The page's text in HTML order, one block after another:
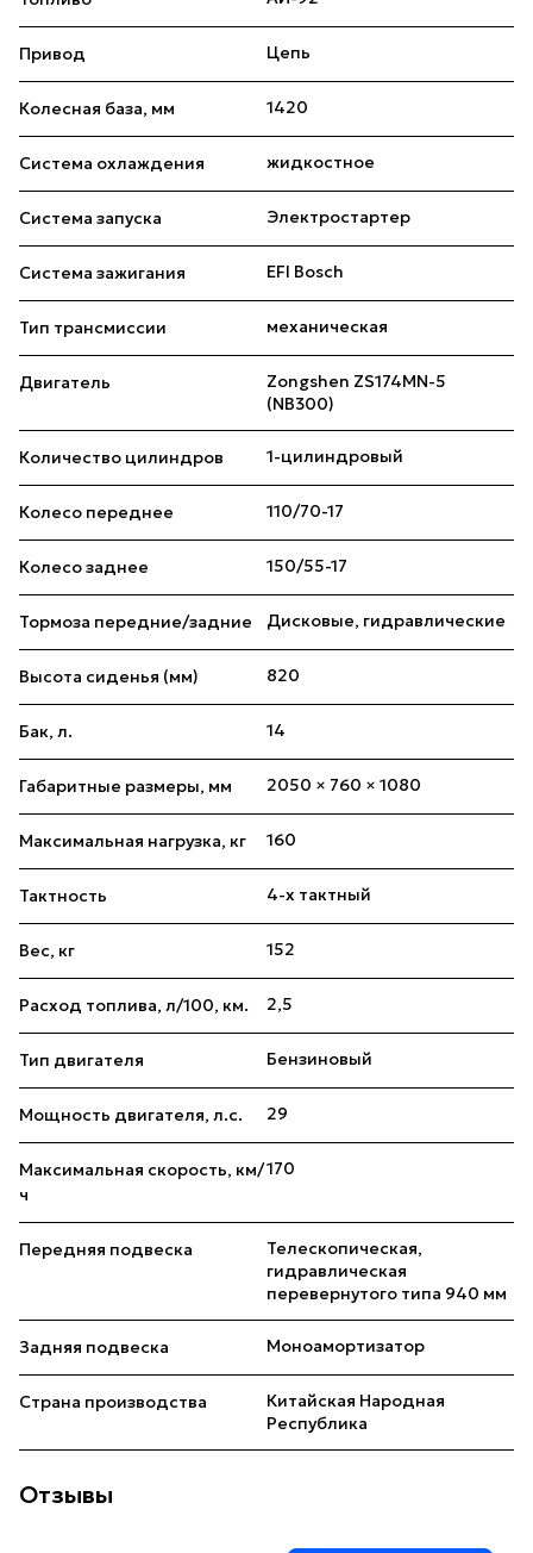
Привод Цепь
Колесная база, мм 1420
Система охлаждения жидкостное
Система запуска Электростартер
Система зажигания EFI Bosch
Тип трансмиссии механическая
Двигатель
Zongshen ZS174MN-5
(NB300)
Количество цилиндров 1-цилиндровый
Колесо переднее 110/70-17
Колесо заднее 150/55-17
Тормоза передние/задние Дисковые, гидравлические
Высота сиденья (мм) 820
Бак, л. 14
Габаритные размеры, мм 2050 × 760 × 1080
Максимальная нагрузка, кг 160
Тактность 4-x тактный
Вес, кг 152
Расход топлива, л/100, км. 2,5
Тип двигателя Бензиновый
Мощность двигателя, л.с. 29
Максимальная скорость, км/
ч
170
Передняя подвеска
Телескопическая,
гидравлическая
перевернутого типа 940 мм
Задняя подвеска Моноамортизатор
Страна производства
Китайская Народная
Республика
Отзывы